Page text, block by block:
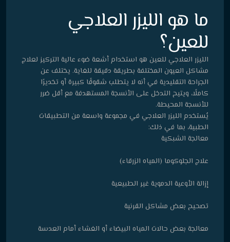
ما هو الليزر العلاجي
للعين؟
الليزر العلاجي للعين هو استخدام أشعة ضوء عالية التركيز لعلاج
مشاكل العيون المختلفة بطريقة دقيقة للغاية. يختلف عن
الجراحة التقليدية في أنه لا يتطلب شقوقًا كبيرة أو تخديرًا
كاملًا، ويتيح التدخل على الأنسجة المستهدفة مع أقل ضرر
للأنسجة المحيطة.
يُستخدم الليزر العلاجي في مجموعة واسعة من التطبيقات
الطبية، بما في ذلك:
معالجة الشبكية
علاج الجلوكوما (المياه الزرقاء)
إزالة الأوعية الدموية غير الطبيعية
تصحيح بعض مشاكل القرنية
معالجة بعض حالات المياه البيضاء أو الغشاء أمام العدسة